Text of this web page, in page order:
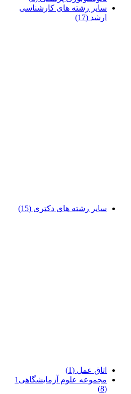
سایر رشته های کارشناسی
ارشد (17)
سایر رشته های دکتری (15)
اتاق عمل (1)
مجموعه علوم آزمایشگاهی1
(8)